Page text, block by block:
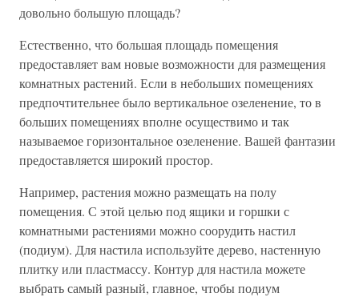
довольно большую площадь?
Естественно, что большая площадь помещения
предоставляет вам новые возможности для размещения
комнатных растений. Если в небольших помещениях
предпочтительнее было вертикальное озеленение, то в
больших помещениях вполне осуществимо и так
называемое горизонтальное озеленение. Вашей фантазии
предоставляется широкий простор.
Например, растения можно размещать на полу
помещения. С этой целью под ящики и горшки с
комнатными растениями можно соорудить настил
(подиум). Для настила используйте дерево, настенную
плитку или пластмассу. Контур для настила можете
выбрать самый разный, главное, чтобы подиум